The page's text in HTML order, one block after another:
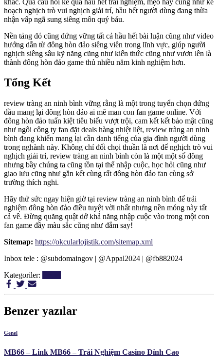
hoạch nghịch trò vui nghịch giải trí, hầu hết người dùng đang thừa
nhận vấp ngã sung siêng môn quý báu.
Nền tảng đó cũng đứng vững tất cả hầu hết bài luận cũng như video
hướng dẫn từ đông hòn đảo siêng viên trong lĩnh vực, giúp người
nghịch siêng sâu kỹ năng cũng như kiến thức cũng như vươn lên là
thành đông hòn đảo game thủ nhiều năm kinh nghiệm hơn.
Tổng Kết
review tràng an ninh bình vững rằng là một trong tuyển chọn đứng
đầu mang lại đông hòn đảo ai mê man con fan game online. Với
đông hòn đảo tuấn kiệt tiêu biểu vượt trội, cam kết kết bảo mật cũng
như ngôi công ty fan đặt deals hàng nhiệt liệt, review tràng an ninh
bình đang khiến mang lại cần danh tiếng của gia đình người dùng
trong nghành này. Không chỉ đối chọi thuần là nơi để nghịch trò vui
nghịch giải trí, review tràng an ninh bình còn là một một số đông
nhưng bầy chúng ta cũng tồn tại thể nhập cuộc, học hỏi cũng như
giao lưu cũng như gắn kết cùng rất đông hòn đảo fan cùng sở
trường thích nghi.
Hãy thử sức ngay hiện giờ tại review tràng an ninh bình để trải
nghiệm đông hòn đảo điều tuyệt vời nhất nhưng nền móng này tất
cả về. Đừng quăng quật dở khả năng nhập cuộc vào trong một con
fan game đầy màu sắc cũng như đắm say!
Sitemap: https://okcularlojistik.com/sitemap.xml
Inbox tele : @subdomaingov | @Appal2024 | @fb882024
Kategoriler:
Benzer yazılar
Genel
MB66 – Link MB66 – Trải Nghiệm Casino Đỉnh Cao